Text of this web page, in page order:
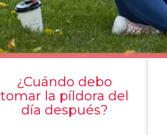
¿Cuándo debo
tomar la píldora del
día después?